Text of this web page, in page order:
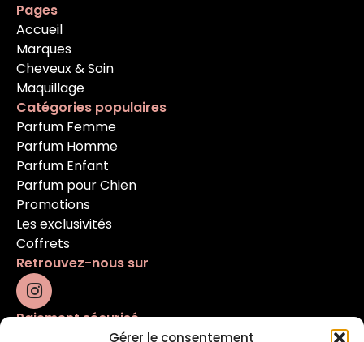
Gérer le consentement
Pages
Accueil
Marques
Cheveux & Soin
Maquillage
Catégories populaires
Parfum Femme
Parfum Homme
Parfum Enfant
Parfum pour Chien
Promotions
Les exclusivités
Coffrets
Retrouvez-nous sur
Paiement sécurisé